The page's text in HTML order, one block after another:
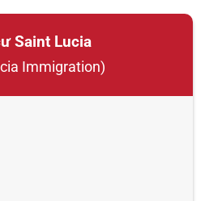
Saint Lucia
Immigration)